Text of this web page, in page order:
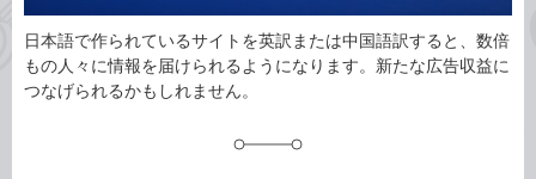
日本語で作られているサイトを英訳または中国語訳すると、数倍
もの人々に情報を届けられるようになります。新たな広告収益に
つなげられるかもしれません。